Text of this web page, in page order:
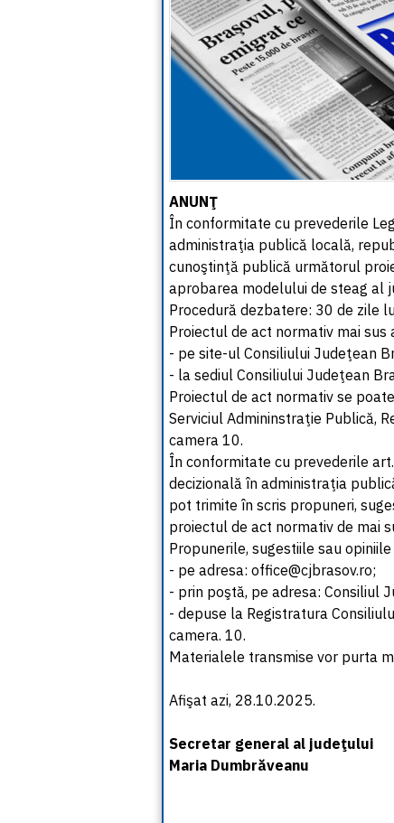
ANUNŢ
În conformitate cu prevederile
administraţia publică locală,
cunoştinţă publică următorul
aprobarea modelului de steag al
Procedură dezbatere: 30 de zile
Proiectul de act normativ mai
- pe site-ul Consiliului Judeţean
- la sediul Consiliului Judeţean
Proiectul de act normativ se
Serviciul Admininstraţie Publică,
camera 10.
În conformitate cu prevederile
decizională în administraţia
pot trimite în scris propuneri,
proiectul de act normativ de mai
Propunerile, sugestiile sau
- pe adresa: office@cjbrasov.ro;
- prin poştă, pe adresa: Consiliul
- depuse la Registratura
camera. 10.
Materialele transmise vor purta
Afişat azi, 28.10.2025.
Secretar general al judeţului
Maria Dumbrăveanu